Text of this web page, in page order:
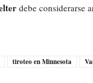
debe considerarse
tiroteo en Minnesota